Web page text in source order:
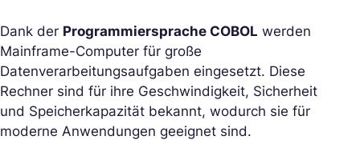
Dank der Programmiersprache COBOL werden
Mainframe-Computer für große
Datenverarbeitungsaufgaben eingesetzt. Diese
Rechner sind für ihre Geschwindigkeit, Sicherheit
und Speicherkapazität bekannt, wodurch sie für
moderne Anwendungen geeignet sind.